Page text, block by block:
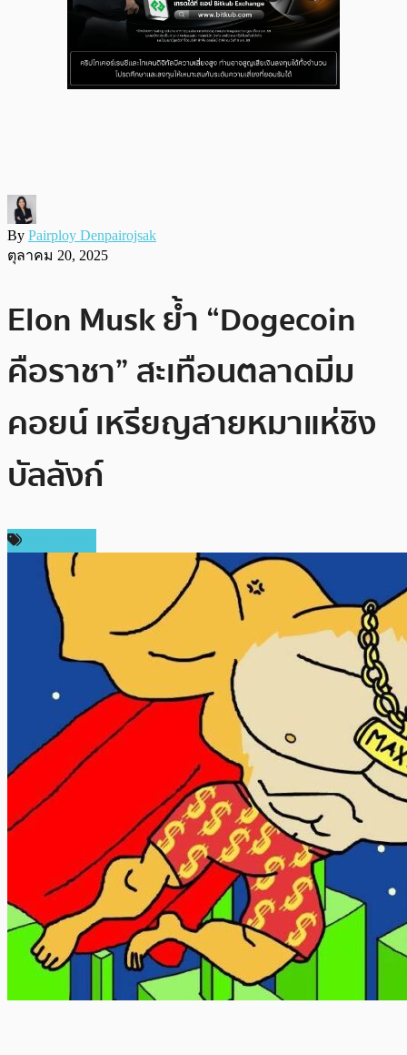
By Pairploy Denpairojsak
ตุลาคม 20, 2025
Elon Musk ย้ำ “Dogecoin
คือราชา” สะเทือนตลาดมีม
คอยน์ เหรียญสายหมาแห่ชิง
บัลลังก์